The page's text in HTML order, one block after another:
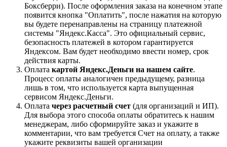
Боксберри). После оформления заказа на конечном этапе
появится кнопка "Оплатить", после нажатия на которую
вы будете перенаправлены на страницу платежной
системы "Яндекс.Касса". Это официальный сервис,
безопасность платежей в котором гарантируется
Яндексом. Вам будет необходимо ввести номер, срок
действия карты.
Оплата картой Яндекс.Деньги на нашем сайте.
Процесс оплаты аналогичен предыдущему, разница
лишь в том, что используется карта выпущенная
сервисом Яндекс.Деньги.
Оплата через расчетный счет (для организаций и ИП).
Для выбора этого способа оплаты обратитесь к нашим
менеджерам, либо сформируйте заказ и укажите в
комментарии, что вам требуется Счет на оплату, а также
укажите реквизиты вашей организации